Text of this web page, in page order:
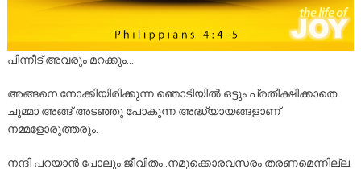
പിന്നീട് അവരും മറക്കും…
അങ്ങനെ നോക്കിയിരിക്കുന്ന ഞൊടിയിൽ ഒട്ടും പ്രതീക്ഷിക്കാതെ
ചുമ്മാ അങ്ങ്‌ അടഞ്ഞു പോകുന്ന അദ്ധ്യായങ്ങളാണ്
നമ്മളോരുത്തരും.
നന്ദി പറയാൻ പോലും ജീവിതം..നമുക്കൊരവസരം തരണമെന്നില്ല.